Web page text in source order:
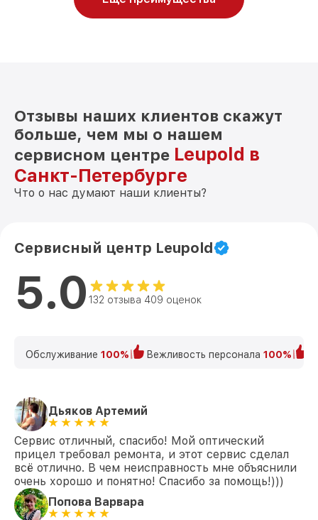
Отзывы наших клиентов скажут
больше, чем мы о нашем
сервисном центре Leupold в
Санкт-Петербурге
Что о нас думают наши клиенты?
Сервисный центр Leupold
5.0 132 отзыва 409 оценок
Обслуживание 100% Вежливость персонала 100%
Дьяков Артемий
Сервис отличный, спасибо! Мой оптический
прицел требовал ремонта, и этот сервис сделал
всё отлично. В чем неисправность мне объяснили
очень хорошо и понятно! Спасибо за помощь!)))
Попова Варвара